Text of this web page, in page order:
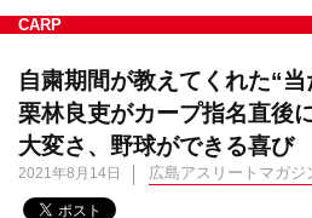
CARP
自粛期間が教えてくれた“当
栗林良吏がカープ指名直後
大変さ、野球ができる喜び
2021年8月14日 広島アスリートマガジ